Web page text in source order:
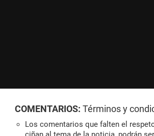
COMENTARIOS: Términos y
Los comentarios que falten el